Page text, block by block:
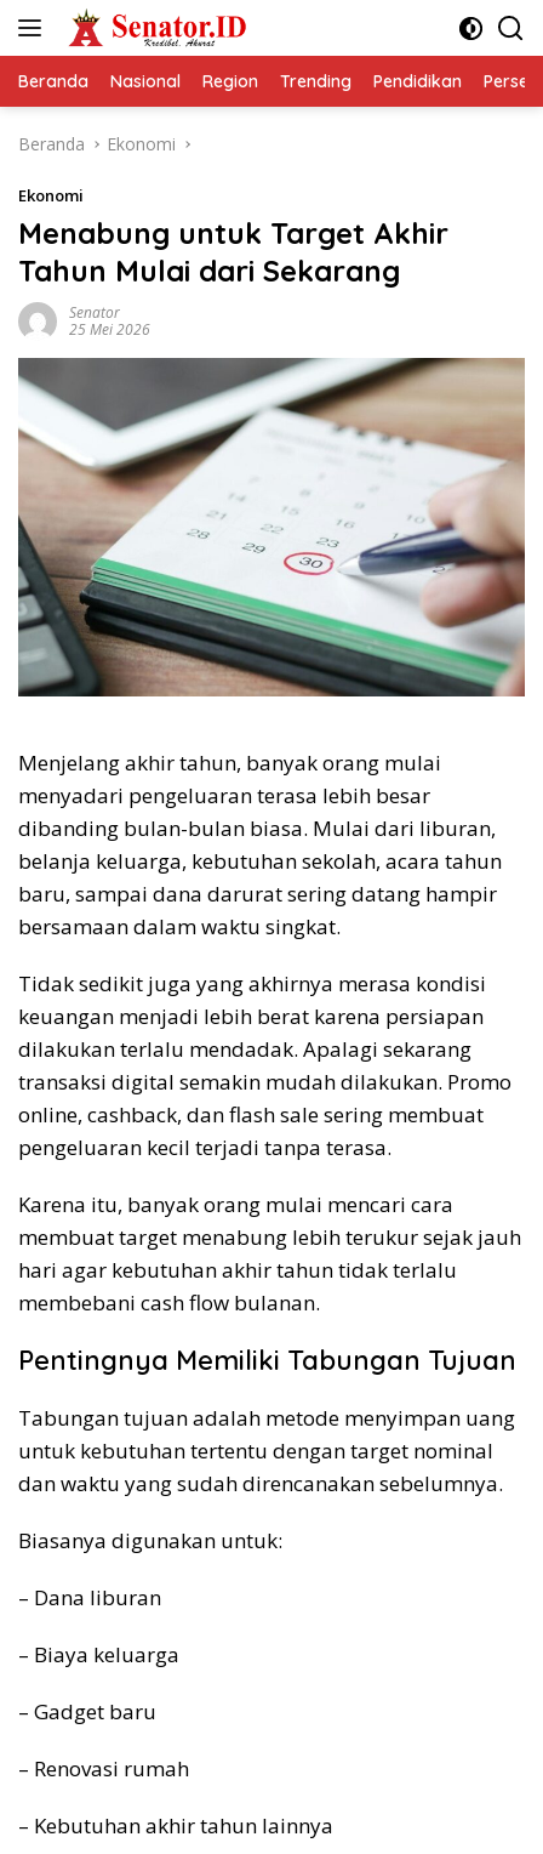
Beranda Nasional Region Trending Pendidikan
Beranda Ekonomi
Ekonomi
Menabung untuk Target Akhir
Tahun Mulai dari Sekarang
Senator
25 Mei 2026
Menjelang akhir tahun, banyak orang mulai
menyadari pengeluaran terasa lebih besar
dibanding bulan-bulan biasa. Mulai dari liburan,
belanja keluarga, kebutuhan sekolah, acara tahun
baru, sampai dana darurat sering datang hampir
bersamaan dalam waktu singkat.
Tidak sedikit juga yang akhirnya merasa kondisi
keuangan menjadi lebih berat karena persiapan
dilakukan terlalu mendadak. Apalagi sekarang
transaksi digital semakin mudah dilakukan. Promo
online, cashback, dan flash sale sering membuat
pengeluaran kecil terjadi tanpa terasa.
Karena itu, banyak orang mulai mencari cara
membuat target menabung lebih terukur sejak jauh
hari agar kebutuhan akhir tahun tidak terlalu
membebani cash flow bulanan.
Pentingnya Memiliki Tabungan Tujuan
Tabungan tujuan adalah metode menyimpan uang
untuk kebutuhan tertentu dengan target nominal
dan waktu yang sudah direncanakan sebelumnya.
Biasanya digunakan untuk:
– Dana liburan
– Biaya keluarga
– Gadget baru
– Renovasi rumah
– Kebutuhan akhir tahun lainnya